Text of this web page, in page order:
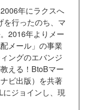
年にラクスへ
を行ったのち、マ
2016年よりメー
メール」の事業
ングのエバンジ
える！BtoBマー
ビ出版）を共著
にジョインし、現